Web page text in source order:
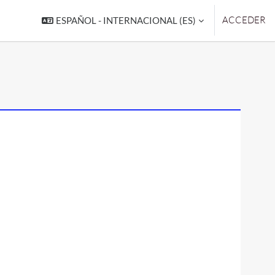
ESPAÑOL - INTERNACIONAL ‎(ES)‎ ACCEDER